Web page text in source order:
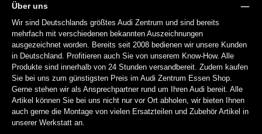
Über uns
Wir sind Deutschlands größtes Audi Zentrum und sind bereits
mehrfach mit verschiedenen bekannten Auszeichnungen
ausgezeichnet worden. Bereits seit 2008 bedienen wir unsere Kunden
in Deutschland. Profitieren auch Sie von unserem Know-How. Alle
Produkte sind innerhalb von 24 Stunden versandbereit. Zudem kaufen
Sie bei uns zum günstigsten Preis im Audi Zentrum Essen Shop.
Gerne stehen wir als Ansprechpartner rund um Ihren Audi bereit. Alle
Artikel können Sie bei uns nicht nur vor Ort abholen, wir bieten Ihnen
auch gerne die Montage von vielen Ersatzteilen und Zubehör Artikel in
unserer Werkstatt an.